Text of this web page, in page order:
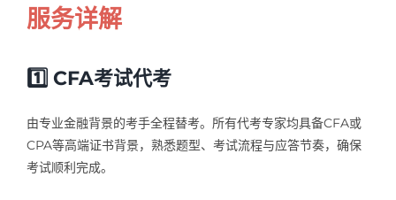
服务详解
1️⃣ CFA考试代考
由专业金融背景的考手全程替考。所有代考专家均具备CFA或
CPA等高端证书背景，熟悉题型、考试流程与应答节奏，确保
考试顺利完成。